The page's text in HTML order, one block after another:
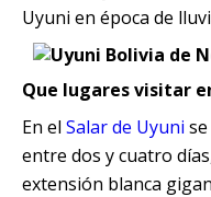
Uyuni en época de
Que lugares visitar
En el Salar de Uyuni
entre dos y cuatro
extensión blanca